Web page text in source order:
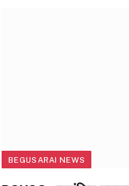
BEGUSARAI NEWS